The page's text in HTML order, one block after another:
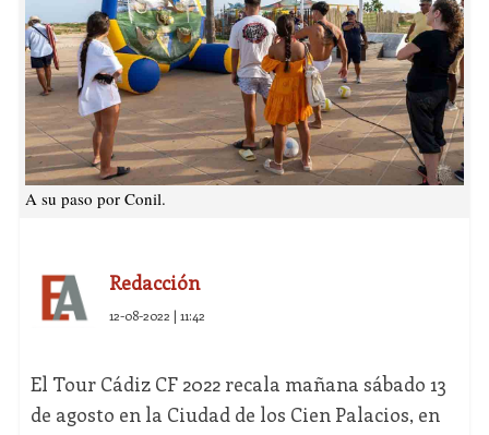
A su paso por Conil.
Redacción
12-08-2022 | 11:42
El Tour Cádiz CF 2022 recala mañana sábado 13
de agosto en la Ciudad de los Cien Palacios, en